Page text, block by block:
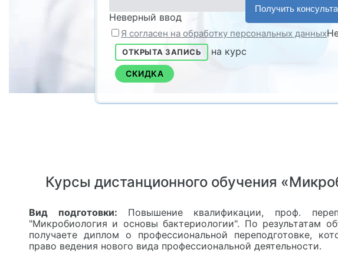
Неверный ввод
Я согласен на обработку персональных данных
ОТКРЫТА ЗАПИСЬ на курс
СКИДКА
Курсы дистанционного обучения
Вид подготовки: Повышение квалификации, проф.
"Микробиология и основы бактериологии". По результатам
получаете диплом о профессиональной переподготовке,
право ведения нового вида профессиональной деятельности.